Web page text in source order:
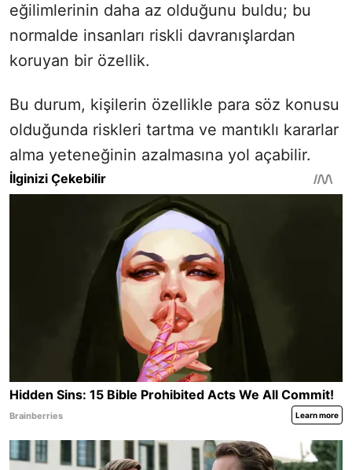
eğilimlerinin daha az olduğunu buldu; bu
normalde insanları riskli davranışlardan
koruyan bir özellik.
Bu durum, kişilerin özellikle para söz konusu
olduğunda riskleri tartma ve mantıklı kararlar
alma yeteneğinin azalmasına yol açabilir.